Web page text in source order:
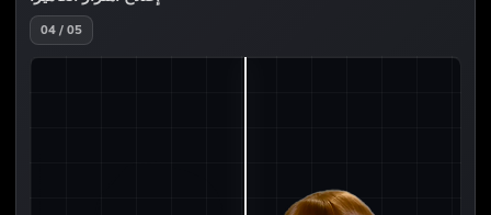
04 / 05